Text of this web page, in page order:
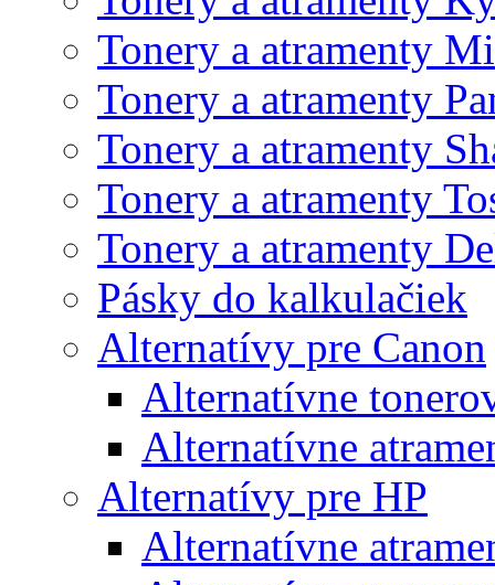
Tonery a atramenty
Tonery a atramenty
Tonery a atramenty
Tonery a atramenty
Tonery a atramenty
Pásky do kalkulačiek
Alternatívy pre Canon
Alternatívne
Alternatívne
Alternatívy pre HP
Alternatívne